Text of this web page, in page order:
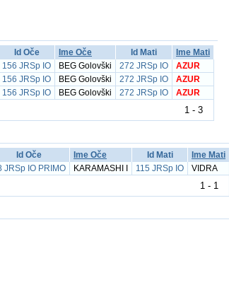
Id Oče Ime Oče Id Mati
Ime Mati
156 JRSp IO BEG Golovški 272 JRSp IO
AZUR
156 JRSp IO BEG Golovški 272 JRSp IO
AZUR
156 JRSp IO BEG Golovški 272 JRSp IO AZUR
1 - 3
Id Oče Ime Oče Id Mati
Ime Mati
JRSp IO PRIMO KARAMASHI I 115 JRSp IO VIDRA
1 - 1